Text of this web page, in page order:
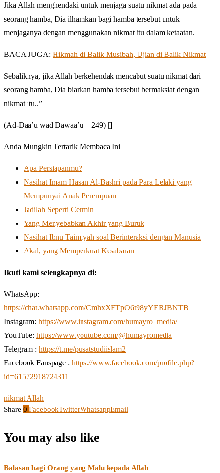
Jika Allah menghendaki untuk menjaga suatu nikmat ada pada
seorang hamba, Dia ilhamkan bagi hamba tersebut untuk
menjaganya dengan menggunakan nikmat itu dalam ketaatan.
BACA JUGA: Hikmah di Balik Musibah, Ujian di Balik Nikmat
Sebaliknya, jika Allah berkehendak mencabut suatu nikmat dari
seorang hamba, Dia biarkan hamba tersebut bermaksiat dengan
nikmat itu..”
(Ad-Daa’u wad Dawaa’u – 249) []
Anda Mungkin Tertarik Membaca Ini
Apa Persiapanmu?
Nasihat Imam Hasan Al-Bashri pada Para Lelaki yang
Mempunyai Anak Perempuan
Jadilah Seperti Cermin
Yang Menyebabkan Akhir yang Buruk
Nasihat Ibnu Taimiyah soal Berinteraksi dengan Manusia
Akal, yang Memperkuat Kesabaran
Ikuti kami selengkapnya di:
WhatsApp:
https://chat.whatsapp.com/CmhxXFTpO6t98yYERJBNTB
Instagram: https://www.instagram.com/humayro_media/
YouTube: https://www.youtube.com/@humayromedia
Telegram : https://t.me/pusatstudiislam2
Facebook Fanspage : https://www.facebook.com/profile.php?
id=61572918724311
nikmat Allah
Share 0 FacebookTwitterWhatsappEmail
You may also like
Balasan bagi Orang yang Malu kepada Allah